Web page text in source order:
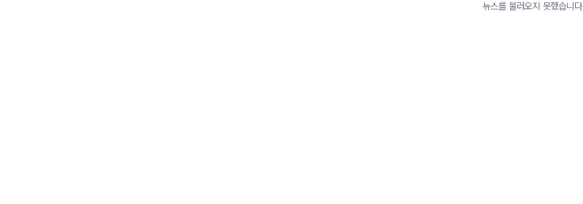
뉴스를 불러오지 못했습니다